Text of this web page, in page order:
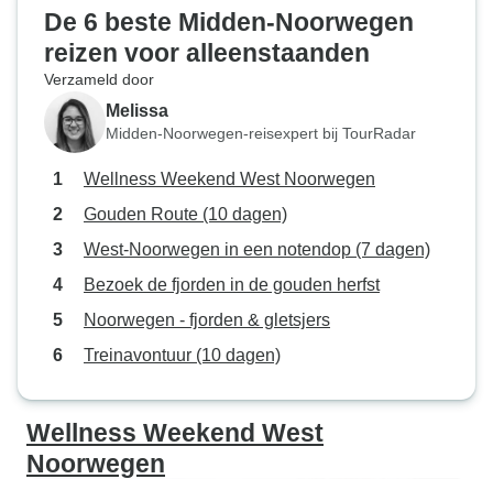
De 6 beste Midden-Noorwegen
reizen voor alleenstaanden
Verzameld door
Melissa
Midden-Noorwegen-reisexpert bij TourRadar
Wellness Weekend West Noorwegen
Gouden Route (10 dagen)
West-Noorwegen in een notendop (7 dagen)
Bezoek de fjorden in de gouden herfst
Noorwegen - fjorden & gletsjers
Treinavontuur (10 dagen)
Wellness Weekend West
Noorwegen